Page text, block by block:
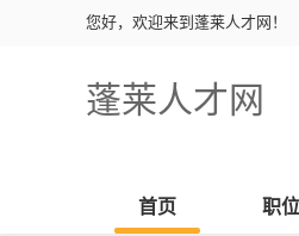
您好，欢迎来到蓬莱人才网！
蓬莱人才网
首页 职